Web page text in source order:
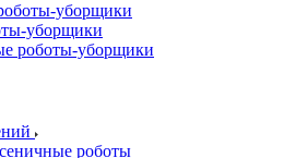
уборщики
уборщики
роботы-уборщики
роботы